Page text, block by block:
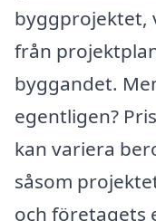
byggprojektet,
från
byggandet.
egentligen?
kan variera
såsom
och företagets